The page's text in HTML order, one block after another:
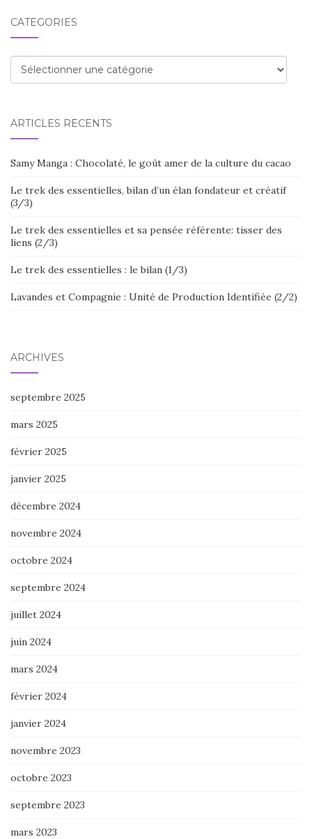
CATÉGORIES
Catégories
ARTICLES RÉCENTS
Samy Manga : Chocolaté, le goût amer de la culture du cacao
Le trek des essentielles, bilan d’un élan fondateur et créatif
(3/3)
Le trek des essentielles et sa pensée référente: tisser des
liens (2/3)
Le trek des essentielles : le bilan (1/3)
Lavandes et Compagnie : Unité de Production Identifiée (2/2)
ARCHIVES
septembre 2025
mars 2025
février 2025
janvier 2025
décembre 2024
novembre 2024
octobre 2024
septembre 2024
juillet 2024
juin 2024
mars 2024
février 2024
janvier 2024
novembre 2023
octobre 2023
septembre 2023
mars 2023